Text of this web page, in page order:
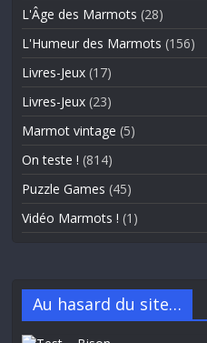
L'Âge des Marmots (28)
L'Humeur des Marmots (156)
Livres-Jeux (17)
Livres-Jeux (23)
Marmot vintage (5)
On teste ! (814)
Puzzle Games (45)
Vidéo Marmots ! (1)
Au hasard du site…